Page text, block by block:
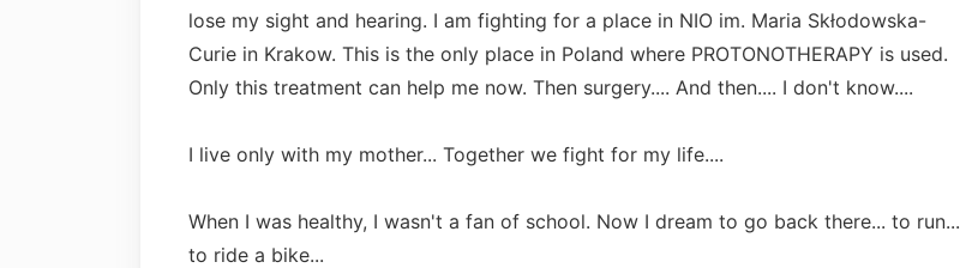
lose my sight and hearing. I am fighting for a place in NIO im. Maria Skłodowska-
Curie in Krakow. This is the only place in Poland where PROTONOTHERAPY is used.
Only this treatment can help me now. Then surgery.... And then.... I don't know....
I live only with my mother... Together we fight for my life....
When I was healthy, I wasn't a fan of school. Now I dream to go back there... to run...
to ride a bike...